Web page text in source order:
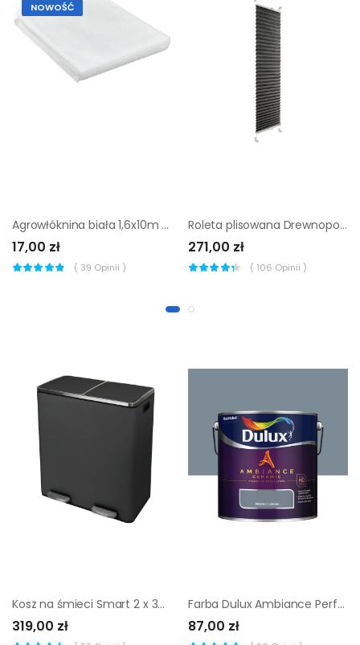
NOWOŚĆ
Agrowłóknina biała 1,6x10m 17g/m Geolia
17,00 zł
( 39 Opinii )
Roleta plisowana Drewnopodobna Granit 80 x 140 cm
271,00 zł
( 106 Opinii )
Kosz na śmieci Smart 2 x 30 l czarny Delinia
319,00 zł
Farba Dulux Ambiance Perfect denim 2.5 l
87,00 zł